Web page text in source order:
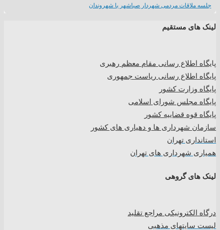
جلسه ملاقات مردمی شهردار صباشهر با شهروندان
لینک های مستقیم
پایگاه اطلاع رسانی مقام معظم رهبری
پایگاه اطلاع رسانی ریاست جمهوری
پایگاه وزارت کشور
پایگاه مجلس شورای اسلامی
پایگاه قوه قضاییه کشور
سازمان شهرداری ها و دهیاری های کشور
استانداری تهران
همیاری شهرداری های تهران
لینک های گروهی
درگاه الکترونیکی مراجع تقلید
لیست سایتهای مذهبی